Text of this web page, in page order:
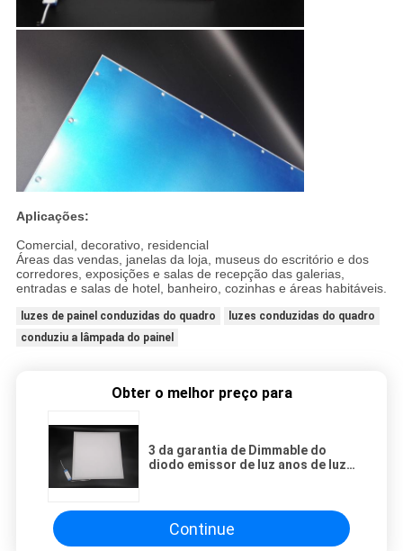
Aplicações:
Comercial, decorativo, residencial
Áreas das vendas, janelas da loja, museus do escritório e dos
corredores, exposições e salas de recepção das galerias,
entradas e salas de hotel, banheiro, cozinhas e áreas habitáveis.
luzes de painel conduzidas do quadro
luzes conduzidas do quadro
conduziu a lâmpada do painel
Obter o melhor preço para
3 da garantia de Dimmable do
diodo emissor de luz anos de luz
Continue